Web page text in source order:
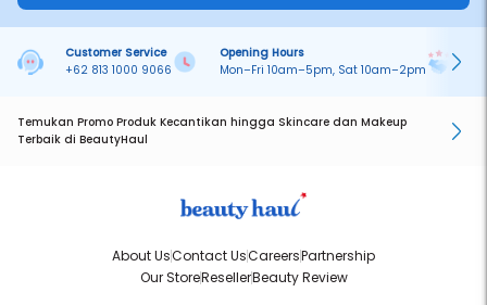
Customer Service
+62 813 1000 9066
Opening Hours
Mon–Fri 10am–5pm, Sat 10am–2pm
Temukan Promo Produk Kecantikan hingga Skincare dan Makeup
Terbaik di BeautyHaul
About UsContact UsCareersPartnership
Our StoreResellerBeauty Review